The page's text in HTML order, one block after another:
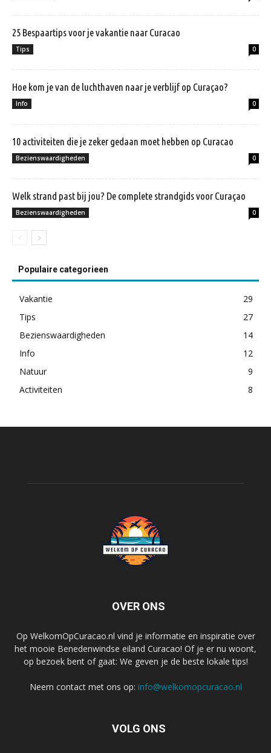
25 Bespaartips voor je vakantie naar Curacao
Tips 0
Hoe kom je van de luchthaven naar je verblijf op Curaçao?
Info 0
10 activiteiten die je zeker gedaan moet hebben op Curacao
Bezienswaardigheden 0
Welk strand past bij jou? De complete strandgids voor Curaçao
Bezienswaardigheden 0
Populaire categorieen
Vakantie
29
Tips
27
Bezienswaardigheden
14
Info
12
Natuur
9
Activiteiten
8
OVER ONS
Op WelkomOpCuracao.nl vind je informatie en inspiratie over
het mooie Benedenwindse eiland Curacao! Of je er nu woont,
op bezoek bent of gaat: We geven je de beste lokale tips!
Neem contact met ons op: info@welkomopcuracao.nl
VOLG ONS